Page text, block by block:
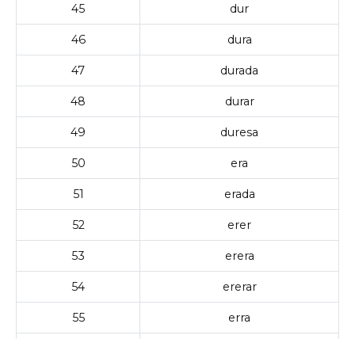
45 dur
46 dura
47 durada
48 durar
49 duresa
50 era
51 erada
52 erer
53 erera
54 ererar
55 erra